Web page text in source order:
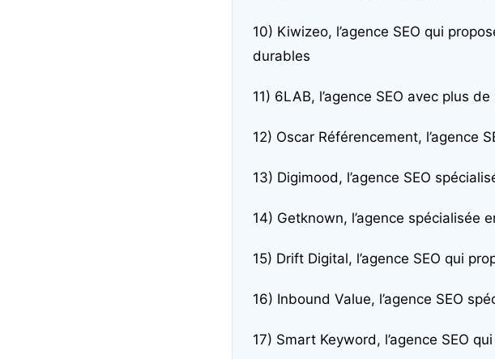
10) Kiwizeo, l’agence SEO qui
durables
11) 6LAB, l’agence SEO avec plus
12) Oscar Référencement, l’agence
13) Digimood, l’agence SEO
14) Getknown, l’agence spécialisée
15) Drift Digital, l’agence SEO qui
16) Inbound Value, l’agence SEO
17) Smart Keyword, l’agence SEO